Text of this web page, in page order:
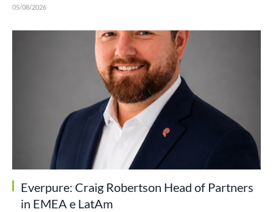
05/08/2026
Everpure: Craig Robertson Head of Partners
in EMEA e LatAm